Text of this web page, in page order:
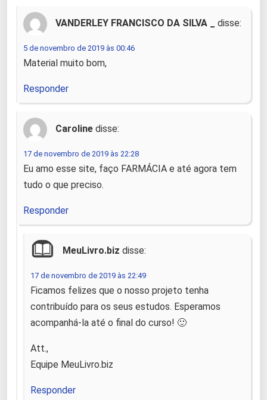
VANDERLEY FRANCISCO DA SILVA _ disse:
5 de novembro de 2019 às 00:46
Material muito bom,
Responder
Caroline disse:
17 de novembro de 2019 às 22:28
Eu amo esse site, faço FARMÁCIA e até agora tem
tudo o que preciso.
Responder
MeuLivro.biz disse:
17 de novembro de 2019 às 22:49
Ficamos felizes que o nosso projeto tenha
contribuído para os seus estudos. Esperamos
acompanhá-la até o final do curso! 🙂
Att.,
Equipe MeuLivro.biz
Responder